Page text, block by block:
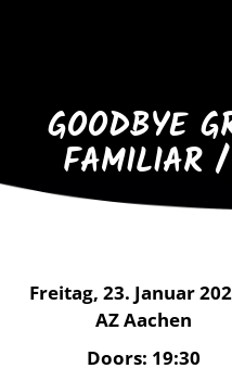
GOODBYE
FAMILIAR /
Freitag, 23. Januar
AZ Aachen
Doors: 19:30